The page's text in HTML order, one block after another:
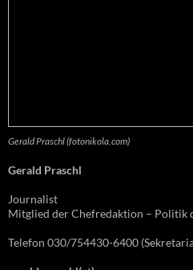
Gerald Praschl (fotonikola.com)
Gerald Praschl
Journalist
Mitglied der Chefredaktion – Politik
Telefon 030/754430-6400